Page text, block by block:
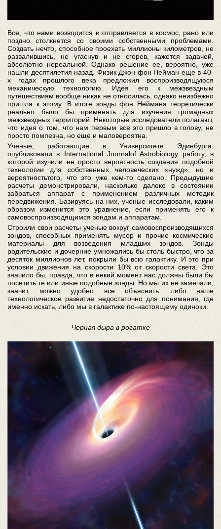
Все, что нами возводится и отправляется в космос, рано или
поздно столкнется со своими собственными проблемами.
Создать нечто, способное проехать миллионы километров, не
развалившись, не угаснув и не сгорев, кажется задачей,
абсолютно нереальной. Однако решение ее, вероятно, уже
нашли десятилетия назад. Физик Джон фон Нейман еще в 40-
х годах прошлого века предложил воспроизводящуюся
механическую технологию. Идея его к межзвездным
путешествиям вообще никак не относилась, однако неизбежно
пришла к этому. В итоге зонды фон Неймана теоретически
реально было бы применять для изучения громадных
межзвездных территорий. Некоторые исследователи полагают,
что идея о том, что нам первым все это пришло в голову, не
просто помпезна, но еще и маловероятна.
Ученые, работающие в Университете Эдинбурга,
опубликовали в International Journalof Astrobiology работу, в
которой изучили не просто вероятность создания подобной
технологии для собственных человеческих «нужд», но и
вероятностьтого, что это уже кем-то сделано. Предыдущие
расчеты демонстрировали, насколько далеко в состоянии
забраться аппарат с применением различных методик
передвижения. Базируясь на них, ученые исследовали, каким
образом изменится это уравнение, если применять его к
самовоспроизводящимся зондам и аппаратам.
Строили свои расчеты ученые вокруг самовоспроизводящихся
зондов, способных применять мусор и прочие космические
материалы для возведения младших зондов. Зонды
родительские и дочерние умножались бы столь быстро, что за
десяток миллионов лет, покрыли бы всю галактику. И это при
условии движения на скорости 10% от скорости света. Это
значило бы, правда, что в некий момент нас должны были бы
посетить те или иные подобные зонды. Но мы их не замечали,
значит, можно удобно все объяснить: либо наше
технологическое развитие недостаточно для понимания, где
именно искать, либо мы в галактике по-настоящему одиноки.
Черная дыра в рогатке